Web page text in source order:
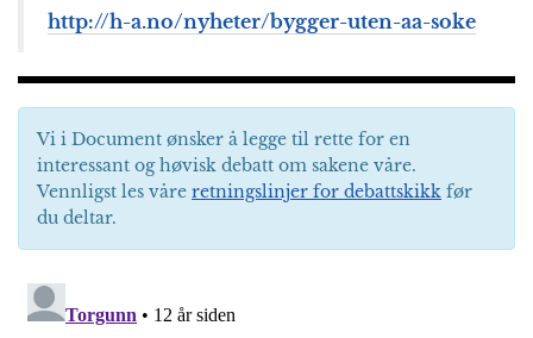
http://h-a.no/nyheter/bygger-uten-aa-soke
Vi i Document ønsker å legge til rette for en
interessant og høvisk debatt om sakene våre.
Vennligst les våre retningslinjer for debattskikk før
du deltar.